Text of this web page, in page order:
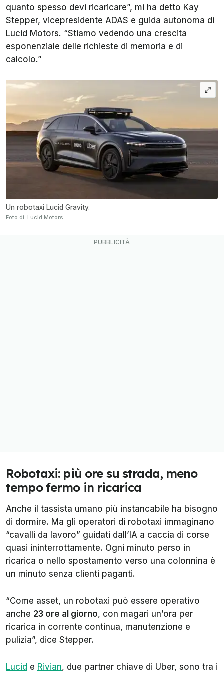
quanto spesso devi ricaricare”, mi ha detto Kay
Stepper, vicepresidente ADAS e guida autonoma di
Lucid Motors. “Stiamo vedendo una crescita
esponenziale delle richieste di memoria e di
calcolo.”
Un robotaxi Lucid Gravity.
Foto di: Lucid Motors
Robotaxi: più ore su strada, meno
tempo fermo in ricarica
Anche il tassista umano più instancabile ha bisogno
di dormire. Ma gli operatori di robotaxi immaginano
“cavalli da lavoro” guidati dall’IA a caccia di corse
quasi ininterrottamente. Ogni minuto perso in
ricarica o nello spostamento verso una colonnina è
un minuto senza clienti paganti.
“Come asset, un robotaxi può essere operativo
anche 23 ore al giorno, con magari un’ora per
ricarica in corrente continua, manutenzione e
pulizia”, dice Stepper.
Lucid e Rivian, due partner chiave di Uber, sono tra i